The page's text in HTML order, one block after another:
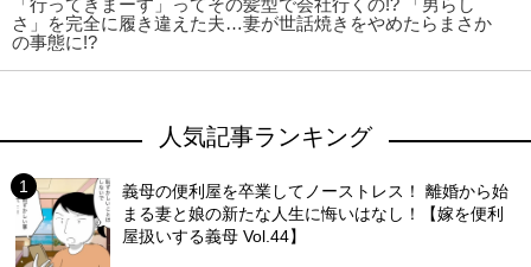
「行ってきまーす」ってその髪型で会社行くの!? 「男らし
さ」を完全に履き違えた夫…妻が世話焼きをやめたらまさか
の事態に!?
人気記事ランキング
義母の便利屋を卒業してノーストレス！ 離婚から始
まる妻と娘の新たな人生に悔いはなし！【嫁を便利
屋扱いする義母 Vol.44】